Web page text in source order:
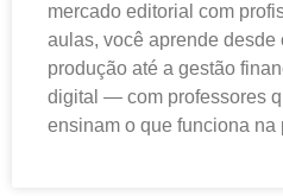
mercado editorial com
aulas, você aprende desde
produção até a gestão
digital — com professores
ensinam o que funciona na